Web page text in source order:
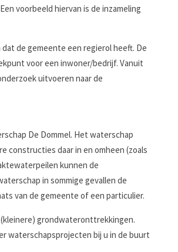
voorbeeld hiervan is de inzameling
de gemeente een regierol heeft. De
voor een inwoner/bedrijf. Vanuit
uitvoeren naar de
De Dommel. Het waterschap
constructies daar in en omheen (zoals
kunnen de
in sommige gevallen de
van de gemeente of een particulier.
grondwateronttrekkingen.
waterschapsprojecten bij u in de buurt